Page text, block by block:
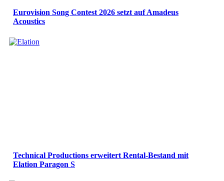
Eurovision Song Contest 2026 setzt auf Amadeus
Acoustics
Technical Productions erweitert Rental-Bestand mit
Elation Paragon S